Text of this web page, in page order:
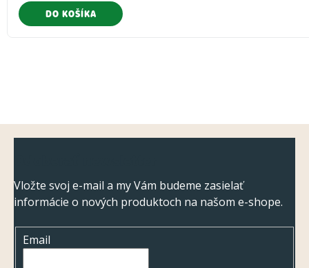
DO KOŠÍKA
Vložte svoj e-mail a my Vám budeme zasielať
informácie o nových produktoch na našom e-shope.
Email